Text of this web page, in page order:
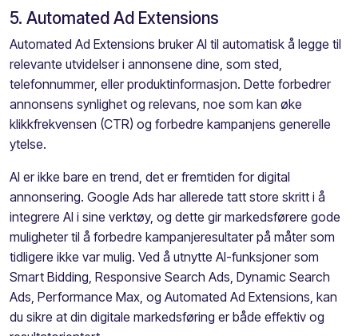
5. Automated Ad Extensions
Automated Ad Extensions bruker AI til automatisk å legge til
relevante utvidelser i annonsene dine, som sted,
telefonnummer, eller produktinformasjon. Dette forbedrer
annonsens synlighet og relevans, noe som kan øke
klikkfrekvensen (CTR) og forbedre kampanjens generelle
ytelse.
AI er ikke bare en trend, det er fremtiden for digital
annonsering. Google Ads har allerede tatt store skritt i å
integrere AI i sine verktøy, og dette gir markedsførere gode
muligheter til å forbedre kampanjeresultater på måter som
tidligere ikke var mulig. Ved å utnytte AI-funksjoner som
Smart Bidding, Responsive Search Ads, Dynamic Search
Ads, Performance Max, og Automated Ad Extensions, kan
du sikre at din digitale markedsføring er både effektiv og